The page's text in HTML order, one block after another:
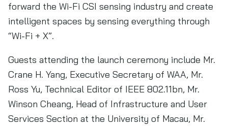
forward the Wi-Fi CSI sensing industry and create
intelligent spaces by sensing everything through
“Wi-Fi + X”.
Guests attending the launch ceremony include Mr.
Crane H. Yang, Executive Secretary of WAA, Mr.
Ross Yu, Technical Editor of IEEE 802.11bn, Mr.
Winson Cheang, Head of Infrastructure and User
Services Section at the University of Macau, Mr.